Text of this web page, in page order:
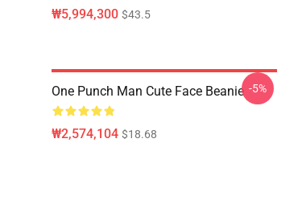
₩5,994,300 $43.5
One Punch Man Cute Face Beanie
₩2,574,104 $18.68
-5%